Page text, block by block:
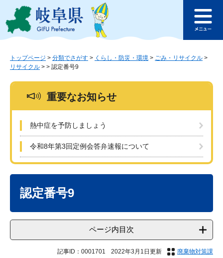
ジ
ュ
このページの本文へ
ュ
トップページ > 分類でさがす > くらし・防災・環境 > ごみ・リサイクル >
リサイクル > > 認定番号9
重要なお知らせ
熱中症を予防しましょう
令和8年第3回定例会答弁速報について
認定番号9
ページ内目次
記事ID：0001701 2022年3月1日更新 廃棄物対策課